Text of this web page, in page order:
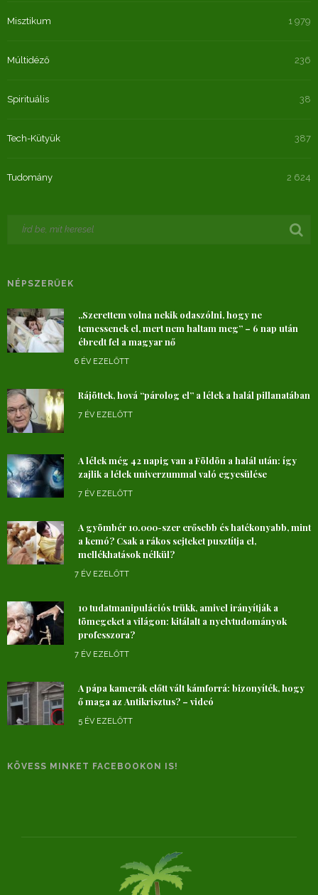
Misztikum 1 979
Múltidéző 236
Spirituális 38
Tech-Kütyük 387
Tudomány 2 624
NÉPSZERŰEK
„Szerettem volna nekik odaszólni, hogy ne
temessenek el, mert nem haltam meg” – 6 nap után
ébredt fel a magyar nő
6 ÉV EZELŐTT
Rájöttek, hová “párolog el” a lélek a halál pillanatában
7 ÉV EZELŐTT
A lélek még 42 napig van a Földön a halál után: így
zajlik a lélek univerzummal való egyesülése
7 ÉV EZELŐTT
A gyömbér 10.000-szer erősebb és hatékonyabb, mint
a kemó? Csak a rákos sejteket pusztítja el,
mellékhatások nélkül?
7 ÉV EZELŐTT
10 tudatmanipulációs trükk, amivel irányítják a
tömegeket a világon: kitálalt a nyelvtudományok
professzora?
7 ÉV EZELŐTT
A pápa kamerák előtt vált kámforrá: bizonyíték, hogy
ő maga az Antikrisztus? – videó
5 ÉV EZELŐTT
KÖVESS MINKET FACEBOOKON IS!